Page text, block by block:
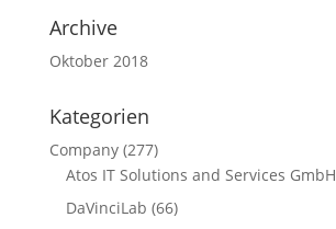
Archive
Oktober 2018
Kategorien
Company(277)
Atos IT Solutions and Services GmbH
DaVinciLab (66)